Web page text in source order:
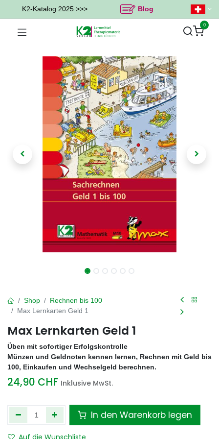
K2-Katalog 2025 >>> Blog
0
Shop
Rechnen bis 100
Max Lernkarten Geld 1
Max Lernkarten Geld 1
Üben mit sofortiger Erfolgskontrolle
Münzen und Geldnoten kennen lernen, Rechnen mit Geld bis
100, Einkaufen und Wechselgeld berechnen.
24,90 CHF Inklusive MwSt.
In den Warenkorb legen
Auf die Wunschliste